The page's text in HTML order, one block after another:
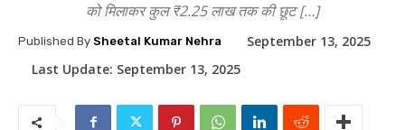
को मिलाकर कुल ₹2.25 लाख तक की छूट […]
Published By Sheetal Kumar Nehra
September 13, 2025
Last Update: September 13, 2025